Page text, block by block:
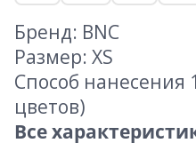
Бренд: BNC
Размер: XS
Способ нанесения
цветов)
Все